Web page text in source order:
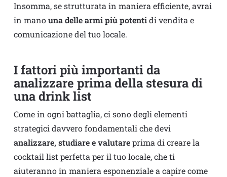
Insomma, se strutturata in maniera efficiente, avrai
in manouna delle armi più potentidi vendita e
comunicazione del tuo locale.
I fattori più importanti da
analizzare prima della stesura di
una drink list
Come in ogni battaglia, ci sono degli elementi
strategici davvero fondamentali che devi
analizzare, studiare e valutareprima di creare la
cocktail list perfetta per il tuo locale, che ti
aiuteranno in maniera esponenziale a capire come